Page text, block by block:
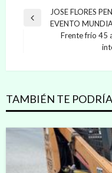
Navegación
Entrada
JOSE FLORES
EVENTO
Frente frío 45
TAMBIÉN TE